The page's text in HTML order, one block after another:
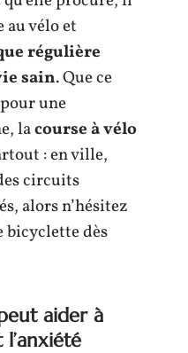
au vélo et
régulière
sain. Que ce
une
lacourse à vélo
: en ville,
circuits
alors n’hésitez
bicyclette dès
aider à